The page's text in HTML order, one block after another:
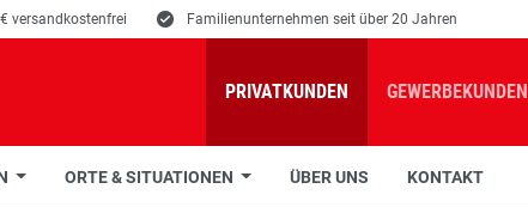
versandkostenfrei E Familienunternehmen seit über 20 Jahren
PRIVATKUNDEN GEWERBEKUNDEN
ORTE & SITUATIONEN ÜBER UNS KONTAKT